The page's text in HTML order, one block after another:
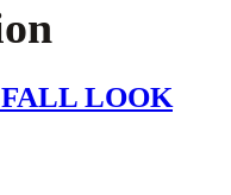
LOOK